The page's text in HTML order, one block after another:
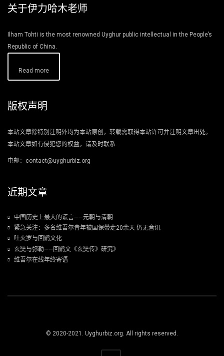
关于伊力哈木老师
Ilham Tohti is the most renowned Uyghur public intellectual in the People’s
Republic of China.
Read more
版权声明
本站文章除特别注明外均为本站原创，转载需取得本站许可并注明文章出处。
本站文章如有侵犯您的权益，请及时联系.
电邮：contact@uyghurbiz.org
近期文章
中国历史上最大的谎言——元朝与清朝
紧急关注：多名维吾尔青年被国保带走20余天 仍无音讯
吐火罗与回鹘文化
玄奘与弥勒——回鹘文《玄奘传》研究》
维吾尔在线年终寄语
© 2020-2021. Uyghurbiz.org. All rights reserved.